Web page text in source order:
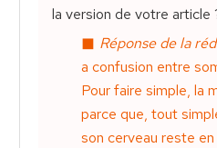
la version de votre article
Réponse de la
a confusion entre
Pour faire simple, la
parce que, tout
son cerveau reste